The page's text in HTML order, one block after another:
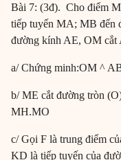
Bài 7: (3đ). Cho điểm
tiếp tuyến MA; MB đến
đường kính AE, OM cắt
a/ Chứng minh:OM ^
b/ ME cắt đường tròn
MH.MO
c/ Gọi F là trung điểm
KD là tiếp tuyến của